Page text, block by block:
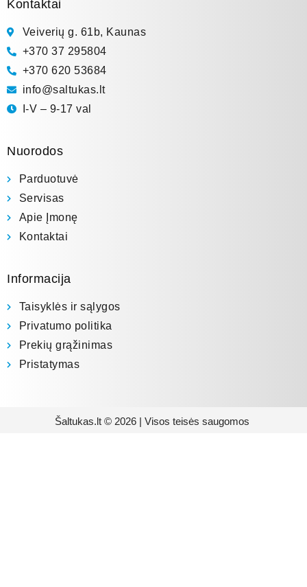
Kontaktai
Veiverių g. 61b, Kaunas
+370 37 295804
+370 620 53684
info@saltukas.lt
I-V – 9-17 val
Nuorodos
Parduotuvė
Servisas
Apie Įmonę
Kontaktai
Informacija
Taisyklės ir sąlygos
Privatumo politika
Prekių grąžinimas
Pristatymas
Šaltukas.lt © 2026 | Visos teisės saugomos